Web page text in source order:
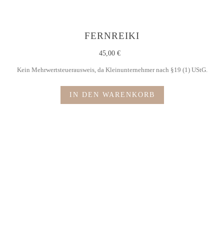
FERNREIKI
45,00 €
Kein Mehrwertsteuerausweis, da Kleinunternehmer nach §19 (1) UStG.
IN DEN WARENKORB